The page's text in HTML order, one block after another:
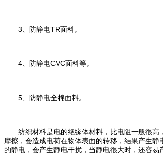
3、防静电TR面料。
4、防静电CVC面料等。
5、防静电全棉面料。
纺织材料是电的绝缘体材料，比电阻一般很高
摩擦，会造成电荷在物体表面的转移，结果产生
的静电，会产生静电干扰，当静电很大时，还容